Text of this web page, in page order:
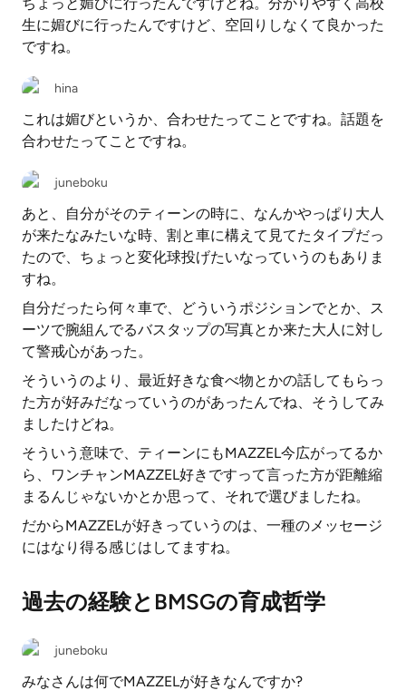
生に媚びに行ったんですけど、空回りしなくて良かった
ですね。
hina
これは媚びというか、合わせたってことですね。話題を
合わせたってことですね。
juneboku
あと、自分がそのティーンの時に、なんかやっぱり大人
が来たなみたいな時、割と車に構えて見てたタイプだっ
たので、ちょっと変化球投げたいなっていうのもありま
すね。
自分だったら何々車で、どういうポジションでとか、ス
ーツで腕組んでるバスタップの写真とか来た大人に対し
て警戒心があった。
そういうのより、最近好きな食べ物とかの話してもらっ
た方が好みだなっていうのがあったんでね、そうしてみ
ましたけどね。
そういう意味で、ティーンにもMAZZEL今広がってるか
ら、ワンチャンMAZZEL好きですって言った方が距離縮
まるんじゃないかとか思って、それで選びましたね。
だからMAZZELが好きっていうのは、一種のメッセージ
にはなり得る感じはしてますね。
過去の経験とBMSGの育成哲学
juneboku
みなさんは何でMAZZELが好きなんですか?